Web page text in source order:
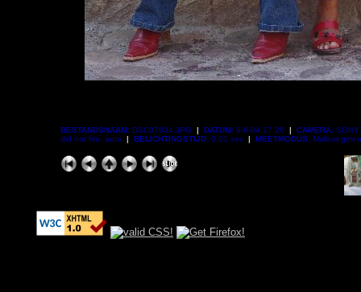
BESTANDSNAAM: DSC07934.JPG | DATUM: 9-8-04 17:26 | CAMERA:
did not fire, auto
| BELICHTINGSTIJD: 0.01 sec | MEETMODUS: Multi-